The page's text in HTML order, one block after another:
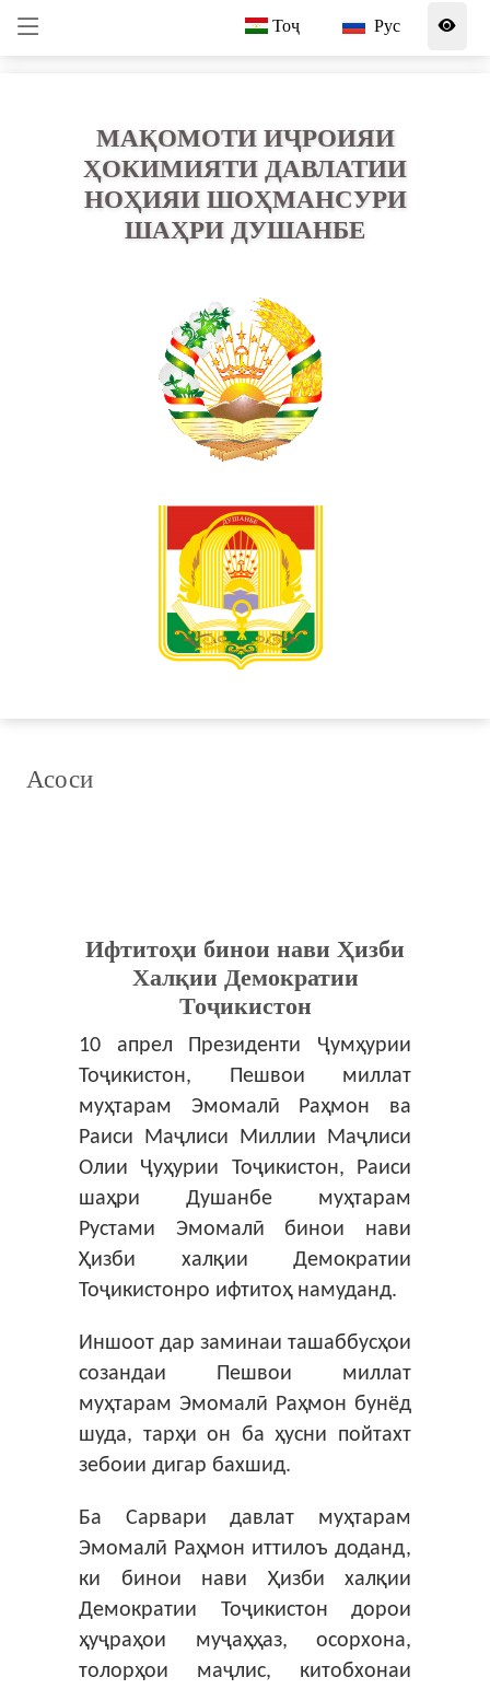
Тоҷ Рус
МАҚОМОТИ ИҶРОИЯИ
ҲОКИМИЯТИ ДАВЛАТИИ
НОҲИЯИ ШОҲМАНСУРИ
ШАҲРИ ДУШАНБЕ
Асоси
Ифтитоҳи бинои нави Ҳизби
Халқии Демократии
Тоҷикистон
10 апрел Президенти Ҷумҳурии
Тоҷикистон, Пешвои миллат
муҳтарам Эмомалӣ Раҳмон ва
Раиси Маҷлиси Миллии Маҷлиси
Олии Ҷуҳурии Тоҷикистон, Раиси
шаҳри Душанбе муҳтарам
Рустами Эмомалӣ бинои нави
Ҳизби халқии Демократии
Тоҷикистонро ифтитоҳ намуданд.
Иншоот дар заминаи ташаббусҳои
созандаи Пешвои миллат
муҳтарам Эмомалӣ Раҳмон бунёд
шуда, тарҳи он ба ҳусни пойтахт
зебоии дигар бахшид.
Ба Сарвари давлат муҳтарам
Эмомалӣ Раҳмон иттилоъ доданд,
ки бинои нави Ҳизби халқии
Демократии Тоҷикистон дорои
ҳуҷраҳои муҷаҳҳаз, осорхона,
толорҳои маҷлис, китобхонаи